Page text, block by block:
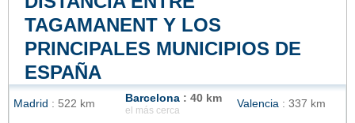
TAGAMANENT Y LOS
PRINCIPALES MUNICIPIOS DE
ESPAÑA
Madrid : 522 km Barcelona : 40 km
el más cerca
Valencia : 337 km